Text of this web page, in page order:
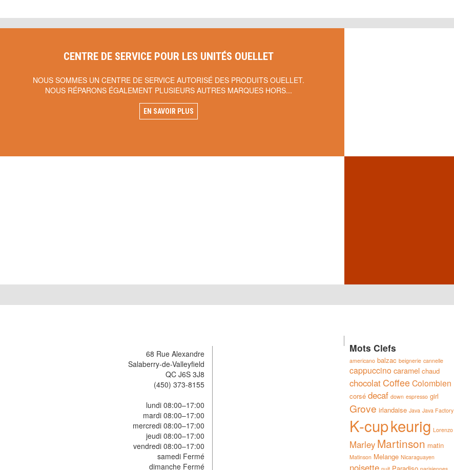
CENTRE DE SERVICE POUR LES UNITÉS OUELLET
NOUS SOMMES UN CENTRE DE SERVICE AUTORISÉ DES PRODUITS OUELLET.
NOUS RÉPARONS ÉGALEMENT PLUSIEURS AUTRES MARQUES HORS...
EN SAVOIR PLUS
68 Rue Alexandre
Salaberry-de-Valleyfield
QC J6S 3J8
(450) 373-8155
lundi 08:00–17:00
mardi 08:00–17:00
mercredi 08:00–17:00
jeudi 08:00–17:00
vendredi 08:00–17:00
samedi Fermé
dimanche Fermé
Mots Clefs
americano balzac beignerie cannelle
cappuccino caramel chaud
chocolat Coffee Colombien
corsé decaf down espresso girl
Grove irlandaise Java Java Factory
K-cupkeurig Lorenzo
Marley Martinson matin
Matinson Melange Nicaraguayen
noisette